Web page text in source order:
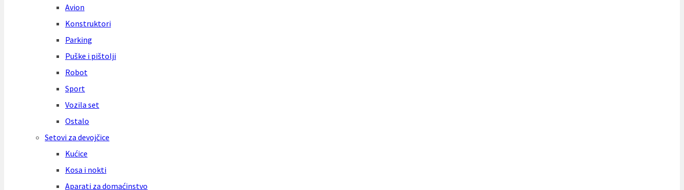
Avion
Konstruktori
Parking
Puške i pištolji
Robot
Sport
Vozila set
Ostalo
Setovi za devojčice
Kućice
Kosa i nokti
Aparati za domaćinstvo